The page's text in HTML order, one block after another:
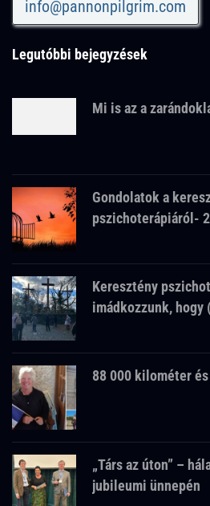
info@pannonpilgrim.com
Legutóbbi bejegyzések
Mi is az a
Gondolatok a
pszichoterápiáról-
Keresztény
imádkozzunk, hogy
88 000 kilométer
„Társ az úton” –
jubileumi ünnepén